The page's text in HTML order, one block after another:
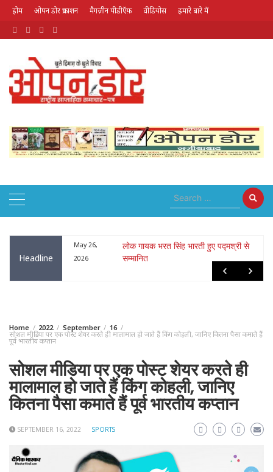
होम ओपन डोर प्रकाशन मैगज़ीन पीडीऍफ़ वीडियोस हमारे बारे में
Headline
May 26,
2026
लोक गायक भरत सिंह भारती हुए पद्मश्री से
सम्मानित
Home 2022 September 16
सोशल मीडिया पर एक पोस्ट शेयर करते ही मालामाल हो जाते हैं किंग कोहली, जानिए कितना पैसा कमाते हैं
पूर्व भारतीय कप्तान
सोशल मीडिया पर एक पोस्ट शेयर करते ही
मालामाल हो जाते हैं किंग कोहली, जानिए
कितना पैसा कमाते हैं पूर्व भारतीय कप्तान
SEPTEMBER 16, 2022 SPORTS